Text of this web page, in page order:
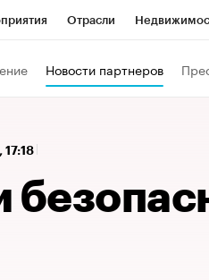
Отрасли
Бизнес
Новости партнеров